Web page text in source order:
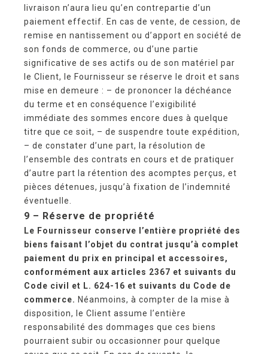
livraison n’aura lieu qu’en contrepartie d’un
paiement effectif. En cas de vente, de cession, de
remise en nantissement ou d’apport en société de
son fonds de commerce, ou d’une partie
significative de ses actifs ou de son matériel par
le Client, le Fournisseur se réserve le droit et sans
mise en demeure : – de prononcer la déchéance
du terme et en conséquence l’exigibilité
immédiate des sommes encore dues à quelque
titre que ce soit, – de suspendre toute expédition,
– de constater d’une part, la résolution de
l’ensemble des contrats en cours et de pratiquer
d’autre part la rétention des acomptes perçus, et
pièces détenues, jusqu’à fixation de l’indemnité
éventuelle.
9 – Réserve de propriété
Le Fournisseur conserve l’entière propriété des
biens faisant l’objet du contrat jusqu’à complet
paiement du prix en principal et accessoires,
conformément aux articles 2367 et suivants du
Code civil et L. 624-16 et suivants du Code de
commerce. Néanmoins, à compter de la mise à
disposition, le Client assume l’entière
responsabilité des dommages que ces biens
pourraient subir ou occasionner pour quelque